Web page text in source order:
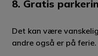
8. Gratis
Det kan være
andre også er på ferie.